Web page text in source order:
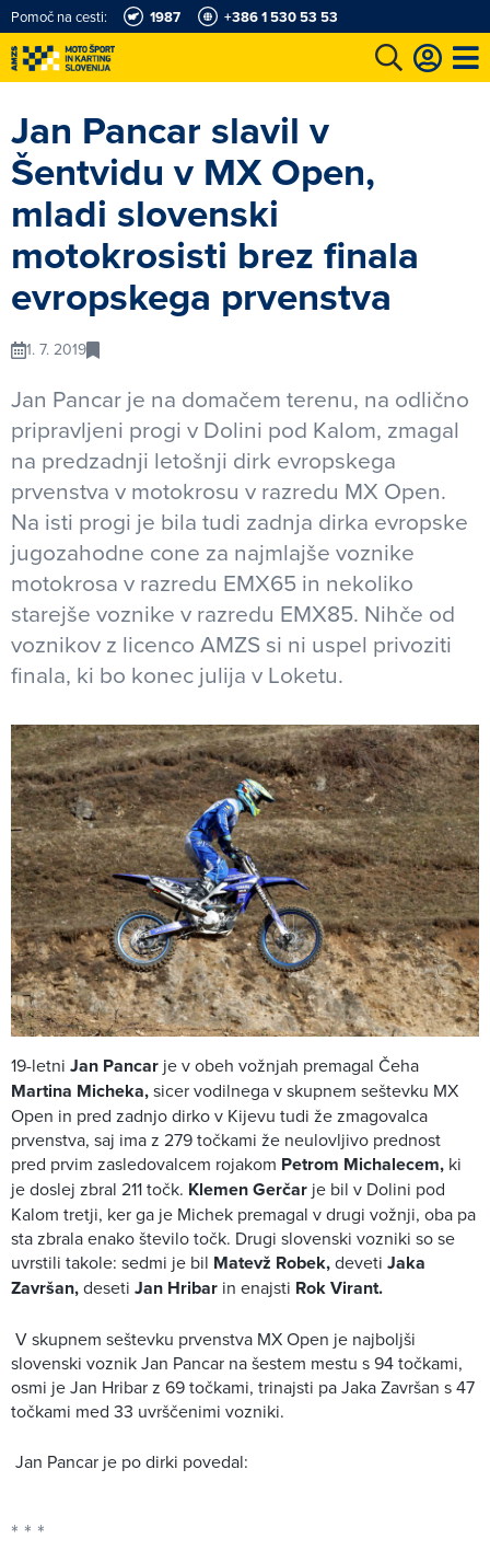
Pomoč na cesti: 1987 +386 1 530 53 53
Jan Pancar slavil v
Šentvidu v MX Open,
mladi slovenski
motokrosisti brez finala
evropskega prvenstva
1. 7. 2019
Jan Pancar je na domačem terenu, na odlično
pripravljeni progi v Dolini pod Kalom, zmagal
na predzadnji letošnji dirk evropskega
prvenstva v motokrosu v razredu MX Open.
Na isti progi je bila tudi zadnja dirka evropske
jugozahodne cone za najmlajše voznike
motokrosa v razredu EMX65 in nekoliko
starejše voznike v razredu EMX85. Nihče od
voznikov z licenco AMZS si ni uspel privoziti
finala, ki bo konec julija v Loketu.
19-letni Jan Pancar je v obeh vožnjah premagal Čeha
Martina Micheka,sicer vodilnega v skupnem seštevku MX
Open in pred zadnjo dirko v Kijevu tudi že zmagovalca
prvenstva, saj ima z 279 točkami že neulovljivo prednost
pred prvim zasledovalcem rojakom Petrom Michalecem, ki
je doslej zbral 211 točk. Klemen Gerčar je bil v Dolini pod
Kalom tretji, ker ga je Michek premagal v drugi vožnji, oba pa
sta zbrala enako število točk. Drugi slovenski vozniki so se
uvrstili takole: sedmi je bil Matevž Robek,deveti Jaka
Završan,deseti Jan Hribar in enajsti Rok Virant.
V skupnem seštevku prvenstva MX Open je najboljši
slovenski voznik Jan Pancar na šestem mestu s 94 točkami,
osmi je Jan Hribar z 69 točkami, trinajsti pa Jaka Završan s 47
točkami med 33 uvrščenimi vozniki.
Jan Pancar je po dirki povedal: